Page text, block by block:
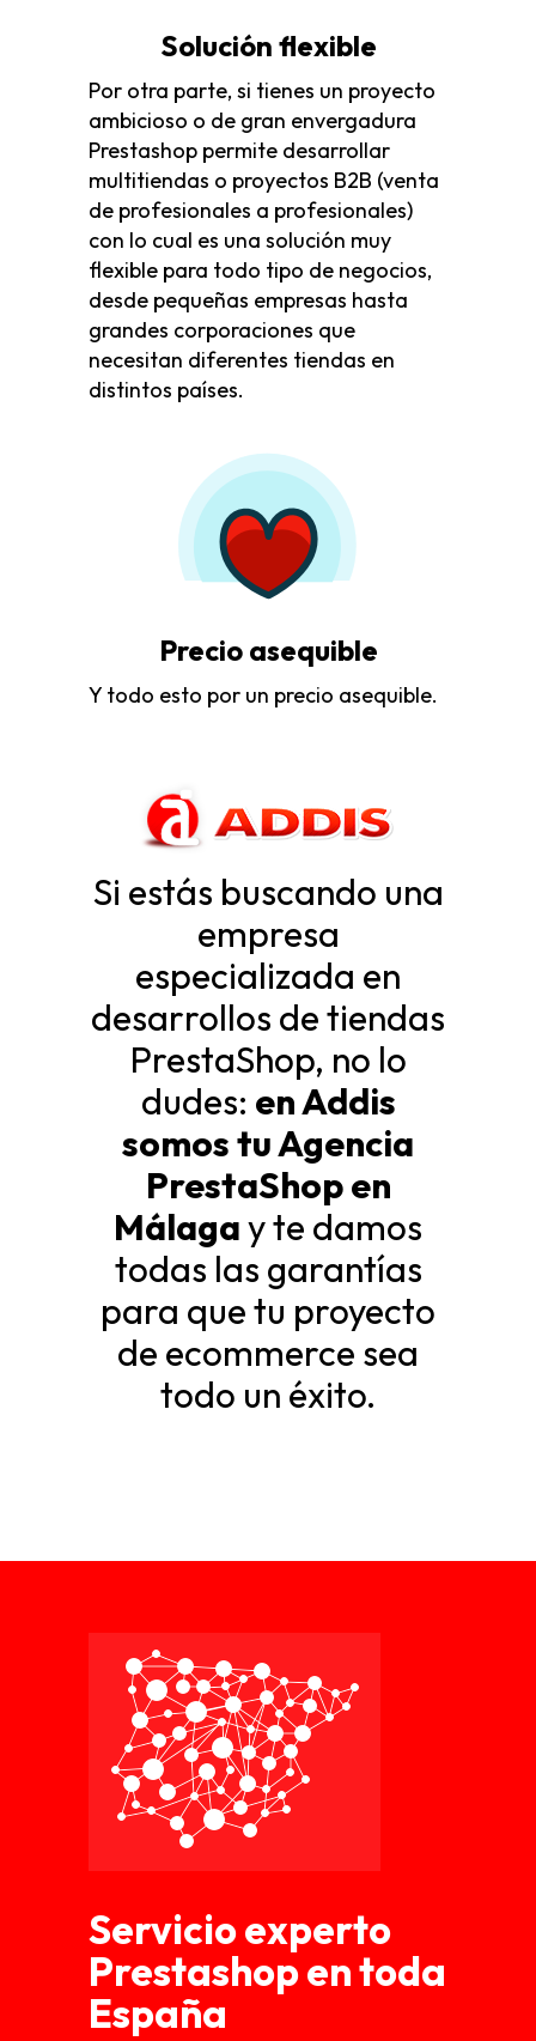
Solución flexible
Por otra parte, si tienes un proyecto
ambicioso o de gran envergadura
Prestashop permite desarrollar
multitiendas o proyectos B2B (venta
de profesionales a profesionales)
con lo cual es una solución muy
flexible para todo tipo de negocios,
desde pequeñas empresas hasta
grandes corporaciones que
necesitan diferentes tiendas en
distintos países.
Precio asequible
Y todo esto por un precio asequible.
Si estás buscando una
empresa
especializada en
desarrollos de tiendas
PrestaShop, no lo
dudes: en Addis
somos tuAgencia
PrestaShopen
Málagay te damos
todas las garantías
para que tu proyecto
de ecommerce sea
todo un éxito.
Servicio experto
Prestashop en toda
España